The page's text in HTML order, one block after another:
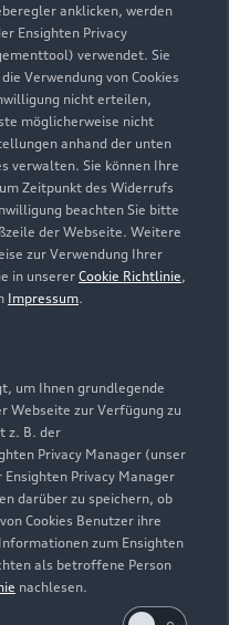
anklicken, werden
Ensighten Privacy
verwendet. Sie
Verwendung von Cookies
nicht erteilen,
möglicherweise nicht
anhand der unten
verwalten. Sie können Ihre
Zeitpunkt des Widerrufs
beachten Sie bitte
der Webseite. Weitere
zur Verwendung Ihrer
in unserer Cookie Richtlinie,
Impressum.
um Ihnen grundlegende
Webseite zur Verfügung zu
z. B. der
Privacy Manager (unser
Privacy Manager
darüber zu speichern, ob
Cookies Benutzer ihre
zum Ensighten
als betroffene Person
nachlesen.
glänzt: die
Reinigung und